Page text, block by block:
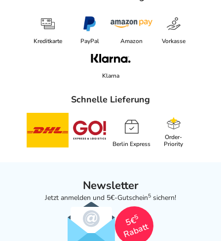
Kreditkarte PayPal Amazon Vorkasse
Klarna
Schnelle Lieferung
Berlin Express
Order-
Priority
Newsletter
Jetzt anmelden und 5€-Gutschein5 sichern!
5€
5
Rabatt